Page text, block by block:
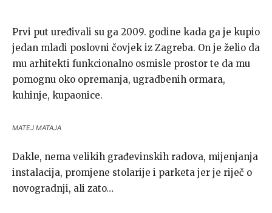
Prvi put uređivali su ga 2009. godine kada ga je kupio
jedan mladi poslovni čovjek iz Zagreba. On je želio da
mu arhitekti funkcionalno osmisle prostor te da mu
pomognu oko opremanja, ugradbenih ormara,
kuhinje, kupaonice.
MATEJ MATAJA
Dakle, nema velikih građevinskih radova, mijenjanja
instalacija, promjene stolarije i parketa jer je riječ o
novogradnji, ali zato…